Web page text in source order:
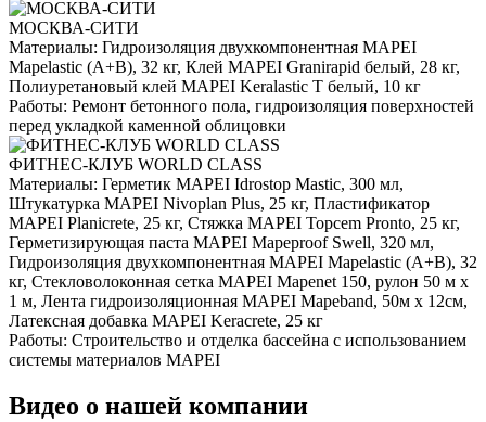
МОСКВА-СИТИ
Материалы: Гидроизоляция двухкомпонентная MAPEI
Mapelastic (А+B), 32 кг, Клей MAPEI Granirapid белый, 28 кг,
Полиуретановый клей MAPEI Keralastic T белый, 10 кг
Работы: Ремонт бетонного пола, гидроизоляция поверхностей
перед укладкой каменной облицовки
ФИТНЕС-КЛУБ WORLD CLASS
Материалы: Герметик MAPEI Idrostop Mastic, 300 мл,
Штукатурка MAPEI Nivoplan Plus, 25 кг, Пластификатор
MAPEI Planicrete, 25 кг, Стяжка MAPEI Topcem Pronto, 25 кг,
Герметизирующая паста MAPEI Mapeproof Swell, 320 мл,
Гидроизоляция двухкомпонентная MAPEI Mapelastic (А+B), 32
кг, Стекловолоконная сетка MAPEI Mapenet 150, рулон 50 м х
1 м, Лента гидроизоляционная MAPEI Mapeband, 50м x 12см,
Латексная добавка MAPEI Keracrete, 25 кг
Работы: Строительство и отделка бассейна с использованием
системы материалов MAPEI
Видео о нашей компании